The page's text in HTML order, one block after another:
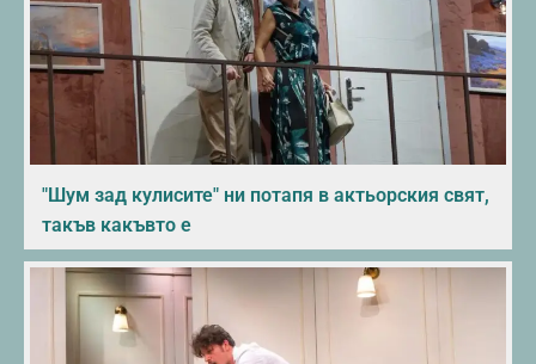
"Шум зад кулисите" ни потапя в актьорския свят,
такъв какъвто е